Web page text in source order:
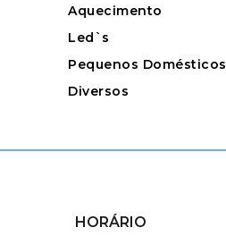
Aquecimento
Led`s
Pequenos Domésticos
Diversos
HORÁRIO